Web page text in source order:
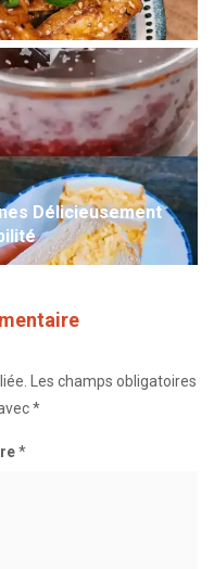
Délicieusement
Les champs obligatoires
*
*